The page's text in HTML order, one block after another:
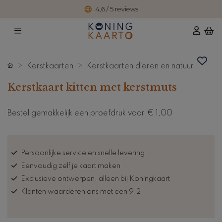
4,6 / 5 reviews
Kerstkaarten Kerstkaarten dieren en natuur
Kerstkaart kitten met kerstmuts
Bestel gemakkelijk een proefdruk voor € 1,00
Persoonlijke service en snelle levering
Eenvoudig zelf je kaart maken
Exclusieve ontwerpen, alleen bij Koningkaart
Klanten waarderen ons met een 9.2